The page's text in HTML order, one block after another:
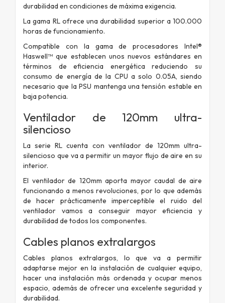
durabilidad en condiciones de máxima exigencia.
La gama RL ofrece una durabilidad superior a 100.000
horas de funcionamiento.
Compatible con la gama de procesadores Intel®
Haswell™ que establecen unos nuevos estándares en
términos de eficiencia energética reduciendo su
consumo de energía de la CPU a solo 0.05A, siendo
necesario que la PSU mantenga una tensión estable en
baja potencia.
Ventilador de 120mm ultra-
silencioso
La serie RL cuenta con ventilador de 120mm ultra-
silencioso que va a permitir un mayor flujo de aire en su
interior.
El ventilador de 120mm aporta mayor caudal de aire
funcionando a menos revoluciones, por lo que además
de hacer prácticamente imperceptible el ruido del
ventilador vamos a conseguir mayor eficiencia y
durabilidad de todos los componentes.
Cables planos extralargos
Cables planos extralargos, lo que va a permitir
adaptarse mejor en la instalación de cualquier equipo,
hacer una instalación más ordenada y ocupar menos
espacio, además de ofrecer una excelente seguridad y
durabilidad.